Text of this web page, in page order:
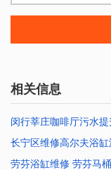
相关信息
闵行莘庄咖啡厅污水
长宁区维修高尔夫浴
劳芬浴缸维修 劳芬马